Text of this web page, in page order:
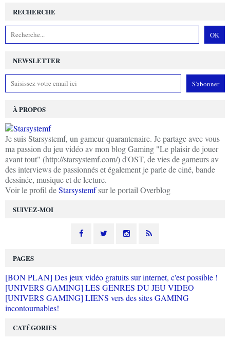
NEWSLETTER
SUIVEZ-MOI
RECHERCHE
À PROPOS
Je suis Starsystemf, un gameur quarantenaire. Je partage avec vous
ma passion du jeu vidéo av mon blog Gaming "Le plaisir de jouer
avant tout" (http://starsystemf.com/) d'OST, de vies de gameurs av
des interviews de passionnés et également je parle de ciné, bande
dessinée, musique et de lecture.
Voir le profil deStarsystemfsur le portail Overblog
PAGES
[BON PLAN] Des jeux vidéo gratuits sur internet, c'est possible !
[UNIVERS GAMING] LES GENRES DU JEU VIDEO
[UNIVERS GAMING] LIENS vers des sites GAMING
incontournables!
CATÉGORIES